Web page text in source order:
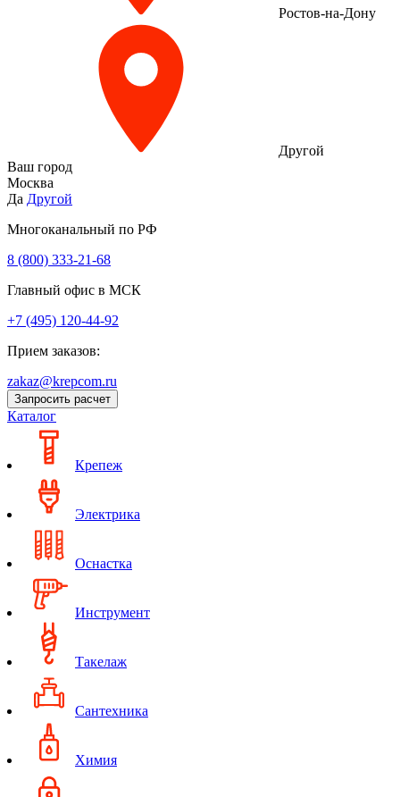
Ростов-на-Дону
Другой
Ваш город
Москва
Да Другой
Многоканальный по РФ
8 (800) 333‑21-68
Главный офис в МСК
+7 (495) 120-44-92
Прием заказов:
zakaz@krepcom.ru
Запросить расчет
Каталог
Крепеж
Электрика
Оснастка
Инструмент
Такелаж
Сантехника
Химия